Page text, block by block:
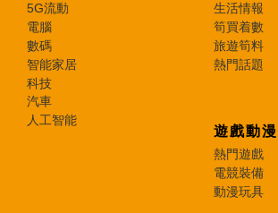
5G流動
電腦
數碼
智能家居
科技
汽車
人工智能
生活情報
筍買着數
旅遊筍料
熱門話題
遊戲動漫
熱門遊戲
電競裝備
動漫玩具